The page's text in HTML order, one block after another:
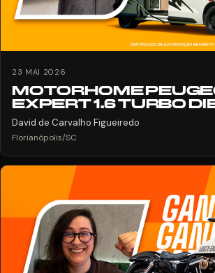
23 MAI 2026
MOTORHOME
EXPERT 1.6 TURBO
David de Carvalho Figueiredo
Florianópolis/SC